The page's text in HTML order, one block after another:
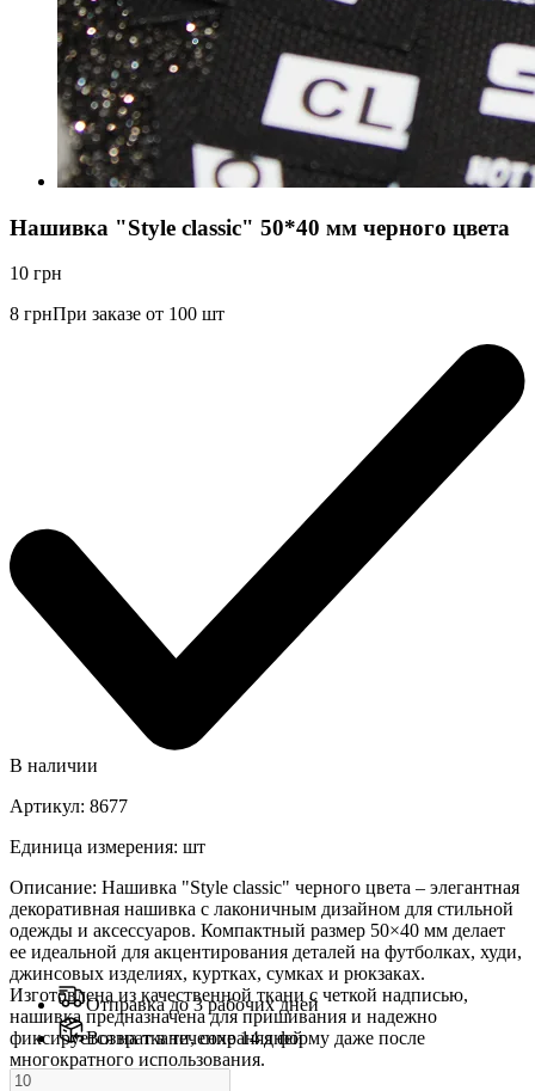
Нашивка "Style classic" 50*40 мм черного цвета
10 грн
8 грнПри заказе от 100 шт
В наличии
Артикул: 8677
Единица измерения: шт
Описание: Нашивка "Style classic" черного цвета – элегантная
декоративная нашивка с лаконичным дизайном для стильной
одежды и аксессуаров. Компактный размер 50×40 мм делает
ее идеальной для акцентирования деталей на футболках, худи,
джинсовых изделиях, куртках, сумках и рюкзаках.
Изготовлена ​​из качественной ткани с четкой надписью,
нашивка предназначена для пришивания и надежно
фиксируется на ткани, сохраняя форму даже после
многократного использования.
Отправка до 3 рабочих дней
Возврат в течение 14 дней